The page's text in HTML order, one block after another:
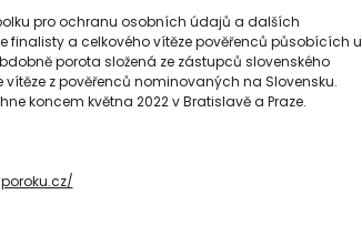
pro ochranu osobních údajů a dalších
finalisty a celkového vítěze pověřenců působících u
porota složená ze zástupců slovenského
z pověřenců nominovaných na Slovensku.
koncem května 2022 v Bratislavě a Praze.